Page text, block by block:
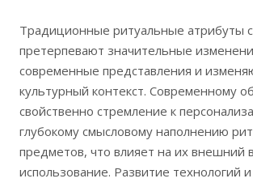
Традиционные ритуальные атрибуты
претерпевают значительные
современные представления и
культурный контекст. Современному
свойственно стремление к
глубокому смысловому наполнению
предметов, что влияет на их внешний
использование. Развитие технологий